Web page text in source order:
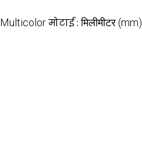
Multicolorमोटाई :मिलीमीटर (mm)